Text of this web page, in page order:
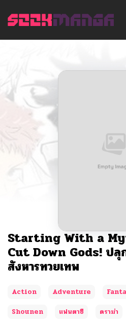
Starting With a
Cut Down Gods! ปลุ
สังหารทวยเทพ
Action Adventure
Shounen
แฟนตาซี ดราม่า